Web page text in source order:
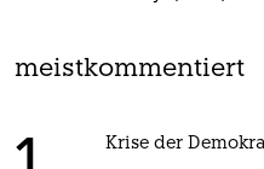
meistkommentiert
Krise der